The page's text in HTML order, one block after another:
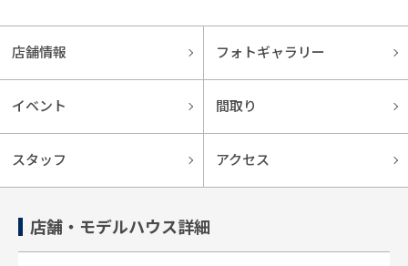
店舗情報 フォトギャラリー
イベント 間取り
スタッフ アクセス
店舗・モデルハウス詳細